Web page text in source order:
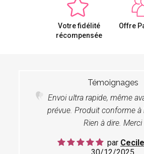
Votre fidélité
récompensée
Offre
Témoignages
Envoi ultra rapide, même
prévue. Produit conforme à
Rien à dire. Merci
par